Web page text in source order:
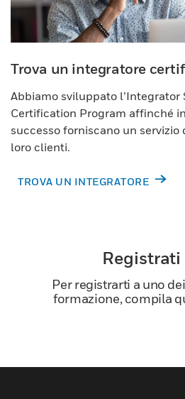
Trova un integratore
Abbiamo sviluppato l’Integrator
Certification Program affinché
successo forniscano un servizio
loro clienti.
TROVA UN INTEGRATORE
Registrati
Per registrarti a uno
formazione, compila